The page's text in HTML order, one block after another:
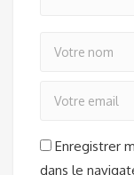
Enregistrer
dans le